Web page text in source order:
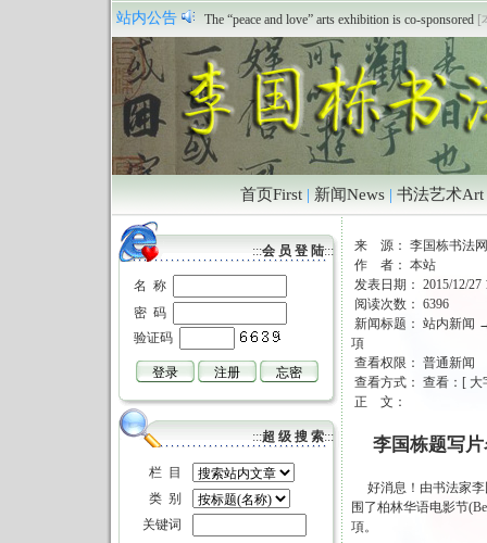
站内公告
The “peace and love” arts exhibition is co-sponsored [
首页First | 新闻News | 书法艺术Art
:::会 员 登 陆:::
名 称
密 码
验证码
:::超 级 搜 索:::
栏 目
类 别
关键词
来 源： 李国栋书法网
作 者： 本站
发表日期： 2015/12/27
阅读次数： 6396
新闻标题： 站内新闻
項
查看权限： 普通新闻
查看方式： 查看：[ 大
正 文：
李国栋题写
好消息！由书法家李
围了柏林华语电影节
項。